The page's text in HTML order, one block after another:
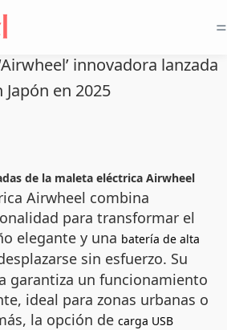
=
innovadora lanzada
Japón en 2025
de la maleta eléctrica Airwheel
Airwheel combina
para transformar el
elegante y una batería de alta
sin esfuerzo. Su
garantiza un funcionamiento
ideal para zonas urbanas o
la opción de carga USB